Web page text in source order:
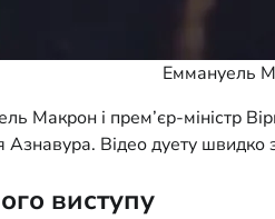
Еммануель
Макрон і прем’єр-міністр
Відео дуету швидко
виступу